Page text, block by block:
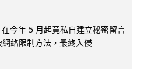
今年 5 月起竟私自建立秘密留言
絡限制方法，最終入侵